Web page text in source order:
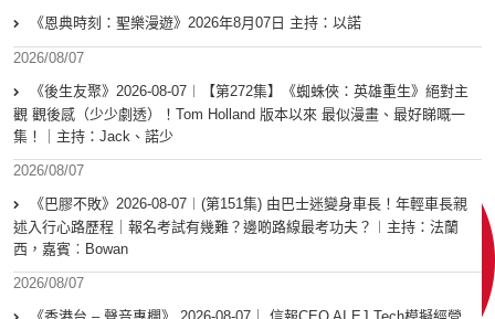
《恩典時刻：聖樂漫遊》2026年8月07日 主持：以諾
2026/08/07
《後生友聚》2026-08-07︱【第272集】《蜘蛛俠：英雄重生》絕對主
觀 觀後感（少少劇透）！Tom Holland 版本以來 最似漫畫、最好睇嘅一
集！｜主持：Jack、諾少
2026/08/07
《巴膠不敗》2026-08-07︱(第151集) 由巴士迷變身車長！年輕車長親
述入行心路歷程｜報名考試有幾難？邊啲路線最考功夫？︱主持：法蘭
西，嘉賓︰Bowan
2026/08/07